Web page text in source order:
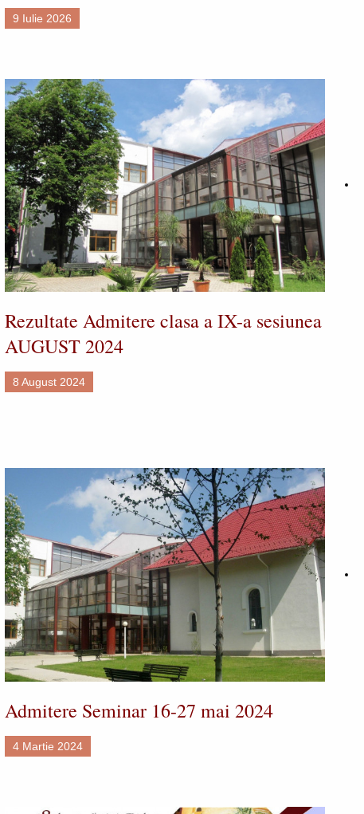
9 Iulie 2026
Rezultate Admitere clasa a IX-a sesiunea
AUGUST 2024
8 August 2024
Admitere Seminar 16-27 mai 2024
4 Martie 2024